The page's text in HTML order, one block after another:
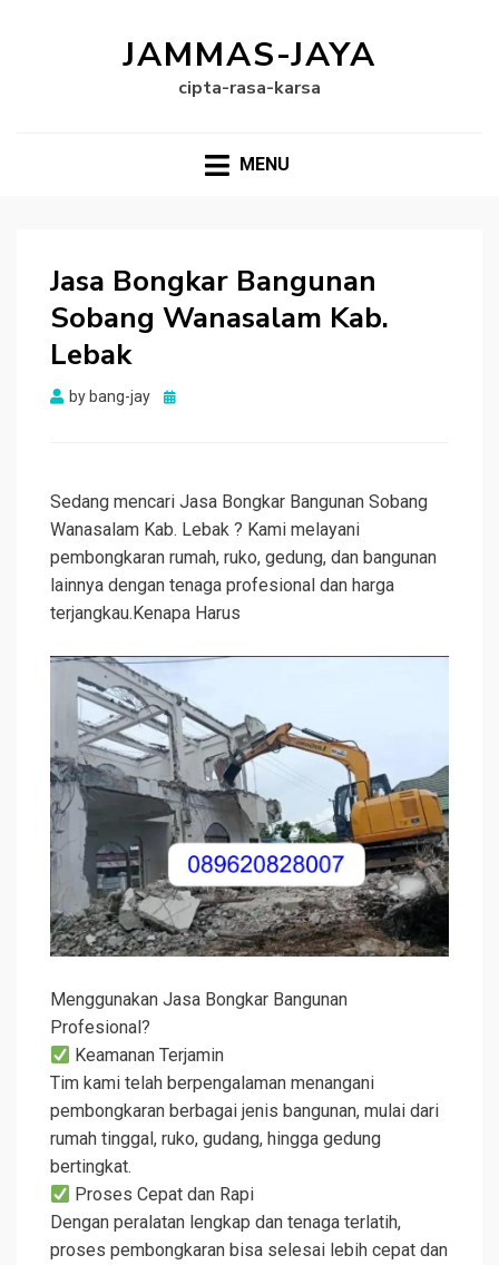
JAMMAS-JAYA
cipta-rasa-karsa
MENU
Jasa Bongkar Bangunan
Sobang Wanasalam Kab.
Lebak
by bang-jay
Posted
Sedang mencari Jasa Bongkar Bangunan Sobang
Wanasalam Kab. Lebak ? Kami melayani
pembongkaran rumah, ruko, gedung, dan bangunan
lainnya dengan tenaga profesional dan harga
terjangkau.Kenapa Harus
Menggunakan Jasa Bongkar Bangunan
Profesional?
Keamanan Terjamin
Tim kami telah berpengalaman menangani
pembongkaran berbagai jenis bangunan, mulai dari
rumah tinggal, ruko, gudang, hingga gedung
bertingkat.
Proses Cepat dan Rapi
Dengan peralatan lengkap dan tenaga terlatih,
proses pembongkaran bisa selesai lebih cepat dan